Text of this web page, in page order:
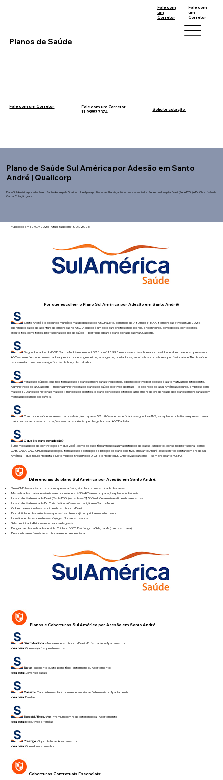
Planos de Saúde
Fale com
um
Corretor
Fale com
um
Corretor
Plano de Saúde Sul América por Adesão em Santo
André | Qualicorp
Plano Sul América por adesão em Santo André pela Qualicorp. Ideal para profissionais liberais, autônomos e associados. Rede com Hospital Brasil (Rede D'Or) e Dr. Christóvão da
Gama. Cotação grátis.
Publicado em 12/07/2026 | Atualizado em 13/07/2026
Por que escolher o Plano Sul América por Adesão em Santo André?
Santo André é o segundo município mais populoso do ABC Paulista, com mais de 780 mil e 118.998 empresas ativas (IBGE 2025)—
liderando o saldo de abertura de empresas no ABC. A cidade é um polo para profissionais liberais, engenheiros, advogados, contadores,
arquitetos, corretores, profissionais de TI e da saúde — perfil ideal para o plano por adesão via Qualicorp.
Segundo dados do IBGE, Santo André encerrou 2025 com 118.998 empresas ativas, liderando o saldo de abertura de empresas no
ABC — um reflexo de um mercado aquecido onde engenheiros, advogados, contadores, arquitetos, corretores, profissionais de TI e da saúde
representam uma parcela significativa da força de trabalho.
Para esse público, que não tem acesso a planos empresariais tradicionais, o plano coletivo por adesão é a alternativa mais inteligente.
Administrado pela Qualicorp — maior administradora de planos de saúde coletivos do Brasil — e operado pela Sul América Seguros, empresa com
mais de 120 anos de história e mais de 7 milhões de clientes, o plano por adesão oferece a mesma rede credenciada dos planos empresariais com
mensalidades mais acessíveis.
O setor de saúde suplementar brasileiro já ultrapassa 52 milhões de beneficiários segundo a ANS, e os planos coletivos representam a
maior parte das novas contratações — uma tendência que chega forte ao ABC Paulista.
O que é o plano por adesão?
É uma modalidade de contratação em que você, como pessoa física vinculada a uma entidade de classe, sindicato, conselho profissional (como
OAB, CREA, CRC, CRM) ou associação, tem acesso a condições e preços de plano coletivo. Em Santo André, isso significa contar com a rede Sul
América — que inclui o Hospital e Maternidade Brasil (Rede D'Or) e o Hospital Dr. Christóvão da Gama — sem precisar ter CNPJ.
Diferenciais do plano Sul América por Adesão em Santo André:
Sem CNPJ — você contrata como pessoa física, vinculado a uma entidade de classe
Mensalidades mais acessíveis — economia de até 30-40% em comparação a planos individuais
Hospital e Maternidade Brasil (Rede D'Or) na rede — R$ 560 milhões em investimentos recentes
Hospital e Maternidade Dr. Christóvão da Gama — tradição em Santo André
Cobertura nacional — atendimento em todo o Brasil
Portabilidade de carências — aproveite o tempo já cumprido em outro plano
Inclusão de dependentes — cônjuge, filhos e enteados
Telemedicina 24h inclusa nos planos elegíveis
Programas de qualidade de vida: Cuidado 360º, Psicólogo na Tela, LabIN (coleta em casa)
Descontos em farmácias em toda a rede credenciada
Planos e Coberturas Sul América por Adesão em Santo André
Direto Nacional- Ampla rede em todo o Brasil - Enfermaria ou Apartamento
Ideal para:Quem viaja frequentemente
Exato- Excelente custo-benefício - Enfermaria ou Apartamento
Ideal para:Jovens e casais
Clássico- Plano intermediário com rede ampliada - Enfermaria ou Apartamento
Ideal para:Famílias
Especial / Executivo- Premium com rede diferenciada - Apartamento
Ideal para:Executivos e famílias
Prestige- Topo de linha - Apartamento
Ideal para:Quem busca o melhor
Coberturas Contratuais Essenciais:
Fale com um Corretor
12 99740-6958
Fale com um Corretor
11 99553-7374
Solicite cotação